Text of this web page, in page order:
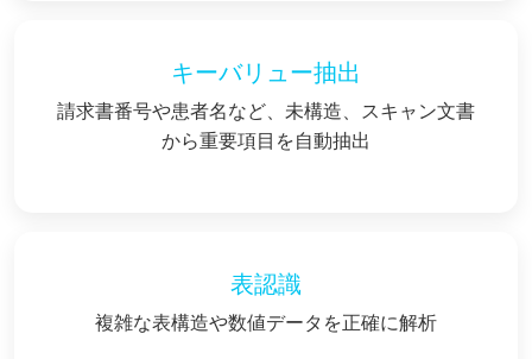
キーバリュー抽出
請求書番号や患者名など、未構造、スキャン文書
から重要項目を自動抽出
表認識
複雑な表構造や数値データを正確に解析